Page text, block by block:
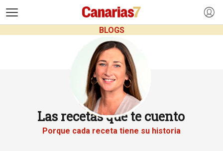
BLOGS
Las recetas que te cuento
Porque cada receta tiene su historia